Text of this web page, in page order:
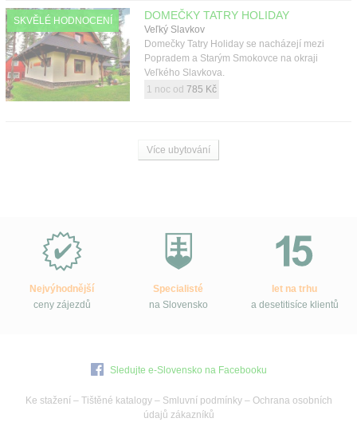
SKVĚLÉ HODNOCENÍ DOMEČKY TATRY HOLIDAY
Veľký Slavkov
Domečky Tatry Holiday se nacházejí mezi
Popradem a Starým Smokovce na okraji
Veľkého Slavkova.
1 noc od 785 Kč
Více ubytování
Slovensko.cz?
Nejvýhodnější
ceny zájezdů
Specialisté
na Slovensko
let na trhu
a desetitisíce klientů
Sledujte e-Slovensko na Facebooku
Ke stažení– Tištěné katalogy– Smluvní podmínky– Ochrana osobních
údajů zákazníků